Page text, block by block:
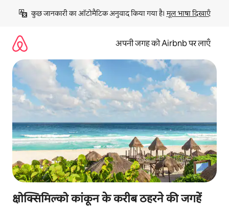
छोड़कर
कॉन्टेंट
कुछ जानकारी का ऑटोमैटिक अनुवाद किया गया है। मूल भाषा दिखाएँ
अपनी जगह को Airbnb पर लाएँ
क्षोक्सिमिल्को कांकून के करीब ठहरने की जगहें